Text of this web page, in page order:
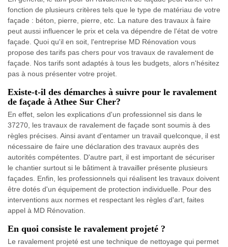
fonction de plusieurs critères tels que le type de matériau de votre
façade : béton, pierre, pierre, etc. La nature des travaux à faire
peut aussi influencer le prix et cela va dépendre de l'état de votre
façade. Quoi qu'il en soit, l'entreprise MD Rénovation vous
propose des tarifs pas chers pour vos travaux de ravalement de
façade. Nos tarifs sont adaptés à tous les budgets, alors n'hésitez
pas à nous présenter votre projet.
Existe-t-il des démarches à suivre pour le ravalement
de façade à Athee Sur Cher?
En effet, selon les explications d'un professionnel sis dans le
37270, les travaux de ravalement de façade sont soumis à des
règles précises. Ainsi avant d'entamer un travail quelconque, il est
nécessaire de faire une déclaration des travaux auprès des
autorités compétentes. D'autre part, il est important de sécuriser
le chantier surtout si le bâtiment à travailler présente plusieurs
façades. Enfin, les professionnels qui réalisent les travaux doivent
être dotés d'un équipement de protection individuelle. Pour des
interventions aux normes et respectant les règles d'art, faites
appel à MD Rénovation.
En quoi consiste le ravalement projeté ?
Le ravalement projeté est une technique de nettoyage qui permet